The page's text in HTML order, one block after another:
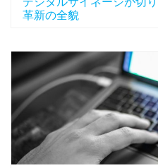
革新の全貌